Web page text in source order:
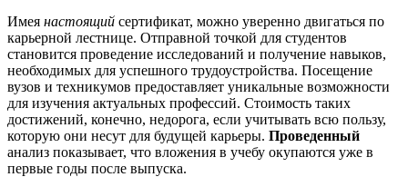
Имея настоящий сертификат, можно уверенно двигаться по
карьерной лестнице. Отправной точкой для студентов
становится проведение исследований и получение навыков,
необходимых для успешного трудоустройства. Посещение
вузов и техникумов предоставляет уникальные возможности
для изучения актуальных профессий. Стоимость таких
достижений, конечно, недорога, если учитывать всю пользу,
которую они несут для будущей карьеры. Проведенный
анализ показывает, что вложения в учебу окупаются уже в
первые годы после выпуска.